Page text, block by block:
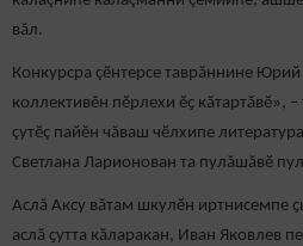
вăл.
Конкурсра çӗнтерсе таврăннине
коллективӗн пӗрлехи ӗҫ кӑтартӑвӗ», –
çутӗç пайӗн чăваш чӗлхипе
Светлана Ларионован та пулăшăвӗ
Аслă Аксу вӑтам шкулӗн иртнисемпе
аслӑ ҫутта кӑларакан, Иван Яковлев